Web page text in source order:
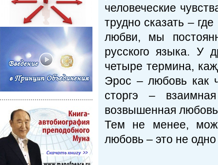
человеческие
трудно сказать –
любви, мы
русского языка. У
четыре термина,
Эрос – любовь как
сторгэ –
возвышенная
Тем не менее,
любовь – это не